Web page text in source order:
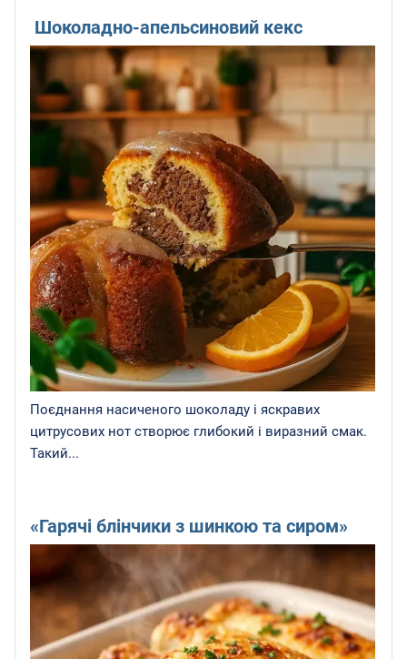
Шоколадно-апельсиновий кекс
Поєднання насиченого шоколаду і яскравих
цитрусових нот створює глибокий і виразний смак.
Такий...
«Гарячі блінчики з шинкою та сиром»